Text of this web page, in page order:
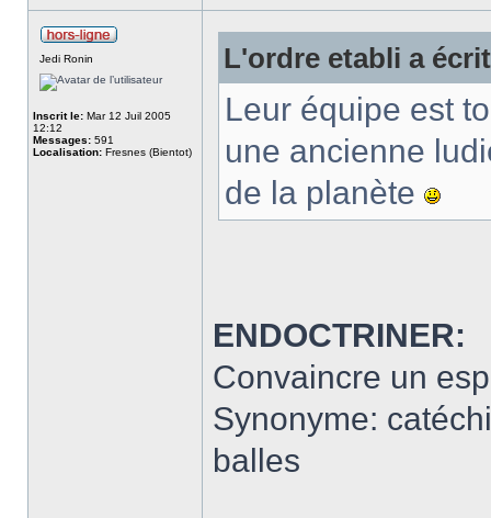
Jedi Ronin
Inscrit le: Mar 12 Juil 2005
12:12
Messages: 591
Localisation: Fresnes (Bientot)
L'ordre etabli a
Leur équipe est
une ancienne
de la planète
ENDOCTRINER:
Convaincre un
Synonyme:
balles